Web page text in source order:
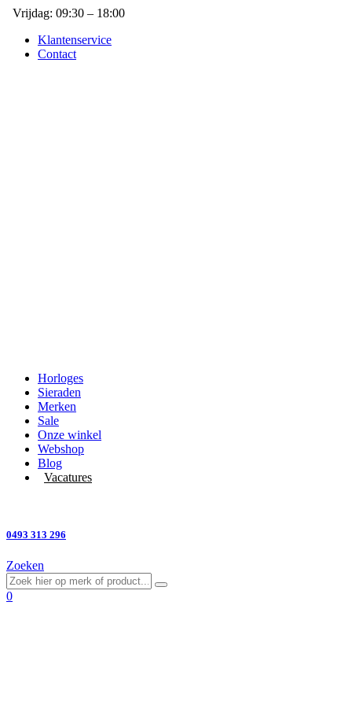
Vrijdag: 09:30 – 18:00
Klantenservice
Contact
Horloges
Sieraden
Merken
Sale
Onze winkel
Webshop
Blog
Vacatures
0493 313 296
Zoeken
0